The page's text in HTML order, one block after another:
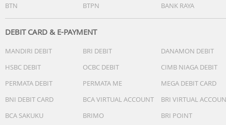
• NFC: Didukung
• OTG: Didukung
• FM Radio: Tidak didukung
Proximity, Gyroscope
• Infrared blaster: Ada
protective film, kartu garansi
• Catatan: Kapasitas RAM/ROM tersedia bisa sedikit
BTN
BTPN BANK RAYA
DEBIT CARD & E-PAYMENT
MANDIRI DEBIT BRI DEBIT
DANAMON DEBIT
HSBC DEBIT
OCBC DEBIT
CIMB NIAGA DEBIT
PERMATA DEBIT
PERMATA ME
MEGA DEBIT CARD
BNI DEBIT CARD
BCA VIRTUAL ACCOUNT
BRI VIRTUAL
BCA SAKUKU
BRIMO
BRI POINT